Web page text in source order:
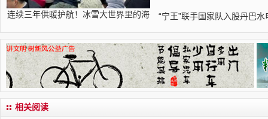
连续三年供暖护航！冰雪大世界里的海 “宁王”联手国家队入股丹巴
相关阅读